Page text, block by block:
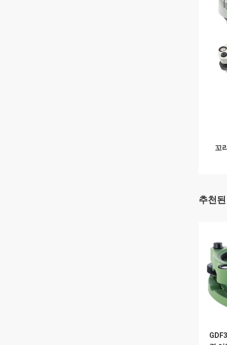
꼬
추천